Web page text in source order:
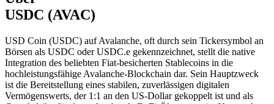
USDC (AVAC)
USD Coin (USDC) auf Avalanche, oft durch sein Tickersymbol an
Börsen als USDC oder USDC.e gekennzeichnet, stellt die native
Integration des beliebten Fiat-besicherten Stablecoins in die
hochleistungsfähige Avalanche-Blockchain dar. Sein Hauptzweck
ist die Bereitstellung eines stabilen, zuverlässigen digitalen
Vermögenswerts, der 1:1 an den US-Dollar gekoppelt ist und als